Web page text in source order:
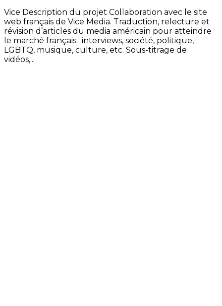
Vice Description du projet Collaboration avec le site
web français de Vice Media. Traduction, relecture et
révision d’articles du media américain pour atteindre
le marché français : interviews, société, politique,
LGBTQ, musique, culture, etc. Sous-titrage de
vidéos,...